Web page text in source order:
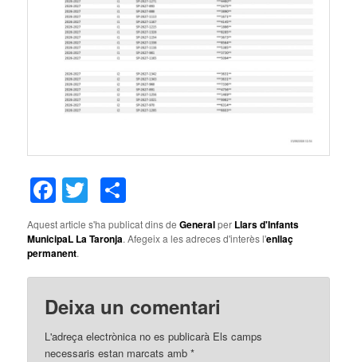
Facebook
Twitter
Aquest article s'ha publicat dins deGeneralper Llars d'Infants
MunicipaL La Taronja. Afegeix a les adreces d'interès l'enllaç
permanent.
Deixa un comentari
L'adreça electrònica no es publicarà Els camps
necessaris estan marcats amb*